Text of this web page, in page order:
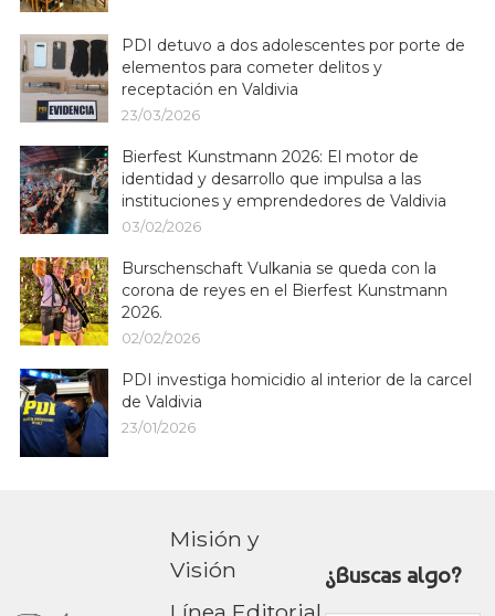
PDI detuvo a dos adolescentes por porte de
elementos para cometer delitos y
receptación en Valdivia
23/03/2026
Bierfest Kunstmann 2026: El motor de
identidad y desarrollo que impulsa a las
instituciones y emprendedores de Valdivia
03/02/2026
Burschenschaft Vulkania se queda con la
corona de reyes en el Bierfest Kunstmann
2026.
02/02/2026
PDI investiga homicidio al interior de la carcel
de Valdivia
23/01/2026
Misión y
Visión
¿Buscas algo?